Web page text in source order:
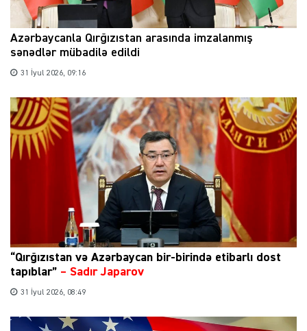
Azərbaycanla Qırğızıstan arasında imzalanmış
sənədlər mübadilə edildi
31 İyul 2026, 09:16
“Qırğızıstan və Azərbaycan bir-birində etibarlı dost
tapıblar” – Sadır Japarov
31 İyul 2026, 08:49